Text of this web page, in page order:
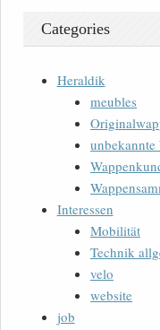
Categories
Heraldik
meubles
unbekannte
Interessen
Mobilität
Technik
velo
website
job